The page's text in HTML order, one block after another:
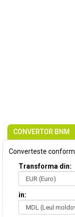
CONVERTOR BNM
Converteste conform
Transforma din:
in: